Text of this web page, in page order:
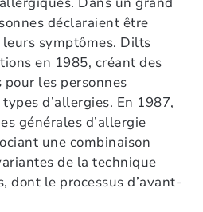
déclaraient être
symptômes. Dilts
en 1985, créant des
les personnes
d’allergies. En 1987,
générales d’allergie
une combinaison
de la technique
dont le processus d’avant-